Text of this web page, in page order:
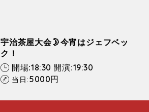
宇治茶屋大会🌛今宵はジェフベッ
ク！
開場:18:30 開演:19:30
当日:5000円